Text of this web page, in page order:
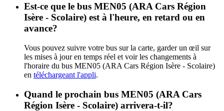
Est-ce que le bus MEN05 (ARA Cars Région
Isère - Scolaire) est à l'heure, en retard ou en
avance?
Vous pouvez suivre votre bus sur la carte, garder un œil sur
les mises à jour en temps réel et voir les changements à
l'horaire du bus MEN05 (ARA Cars Région Isère - Scolaire)
en téléchargeant l'appli.
Quand le prochain bus MEN05 (ARA Cars
Région Isère - Scolaire) arrivera-t-il?